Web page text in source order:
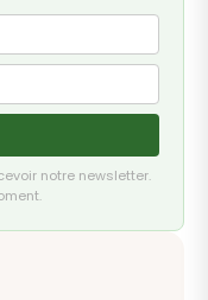
notre newsletter.